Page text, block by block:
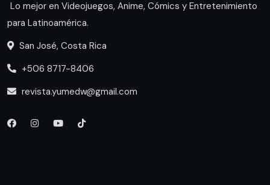
Lo mejor en Videojuegos, Anime, Cómics y Entretenimiento
para Latinoamérica.
San José, Costa Rica
+506 8717-8406
revista.yumedw@gmail.com